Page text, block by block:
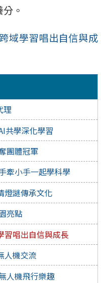
理
共學深化學習
團體冠軍
牽小手一起學科學
燈謎傳承文化
亮點
唱出自信與成長
人機交流
人機飛行樂趣
。
域學習唱出自信與成